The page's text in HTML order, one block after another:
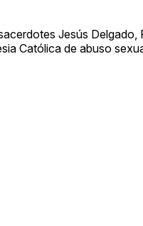
Jesús
Católica de abuso